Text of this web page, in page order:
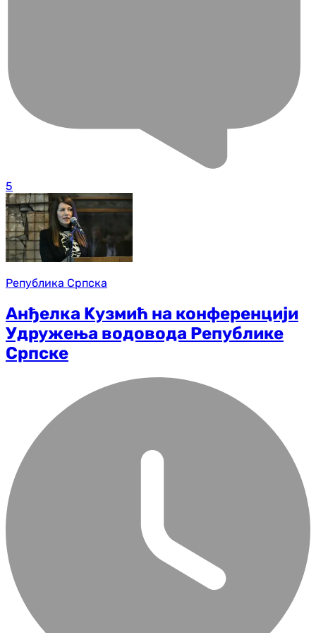
5
Република Српска
Анђелка Kузмић на конференцији
Удружења водовода Републике
Српске